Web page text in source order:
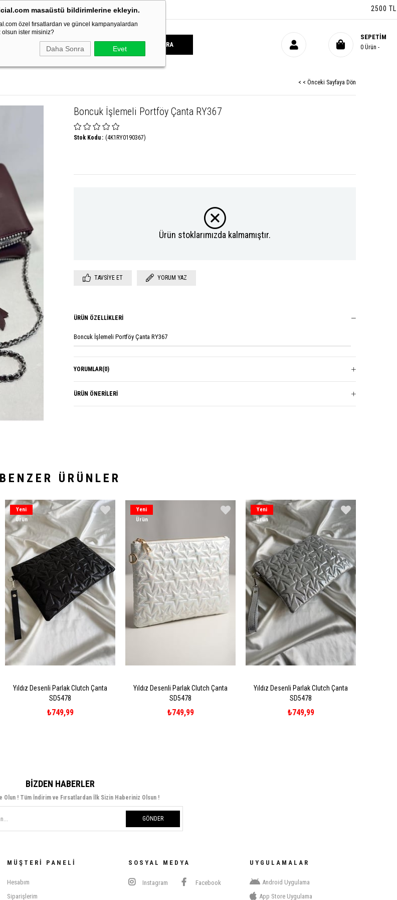
masaüstü bildirimlerine ekleyin.
özel fırsatlardan ve güncel kampanyalardan
olsun ister misiniz?
Daha Sonra Evet
2500 TL
SEPETIM
0 Ürün
< < Önceki Sayfaya Dön
Boncuk İşlemeli Portföy Çanta RY367
(4K1RY0190367)
Stok Kodu
Ürün stoklarımızda kalmamıştır.
TAVSIYE ET YORUM YAZ
ÜRÜN ÖZELLIKLERI
Boncuk İşlemeli Portföy Çanta RY367
YORUMLAR(0)
ÜRÜN ÖNERILERI
BENZER ÜRÜNLER
Yıldız Desenli Parlak Clutch Çanta
SD5478
₺749,99
Yeni
Ürün
Yıldız Desenli Parlak Clutch Çanta
SD5478
₺749,99
Yeni
Ürün
Yıldız Desenli Parlak Clutch Çanta
SD5478
₺749,99
Yeni
Ürün
BIZDEN HABERLER
Olun ! Tüm İndirim ve Fırsatlardan İlk Sizin Haberiniz Olsun !
GÖNDER
MÜŞTERI PANELI
Hesabım
Siparişlerim
SOSYAL MEDYA
Instagram Facebook
UYGULAMALAR
Android Uygulama
App Store Uygulama